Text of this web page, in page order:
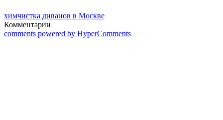
химчистка диванов в Москве
Комментарии
comments powered by HyperComments